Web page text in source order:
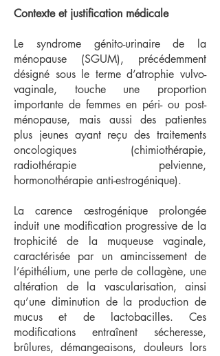
Contexte et justification médicale
Le syndrome génito-urinaire de la
ménopause (SGUM), précédemment
désigné sous le terme d’atrophie vulvo-
vaginale, touche une proportion
importante de femmes en péri- ou post-
ménopause, mais aussi des patientes
plus jeunes ayant reçu des traitements
oncologiques (chimiothérapie,
radiothérapie pelvienne,
hormonothérapie anti-estrogénique).
La carence œstrogénique prolongée
induit une modification progressive de la
trophicité de la muqueuse vaginale,
caractérisée par un amincissement de
l’épithélium, une perte de collagène, une
altération de la vascularisation, ainsi
qu’une diminution de la production de
mucus et de lactobacilles. Ces
modifications entraînent sécheresse,
brûlures, démangeaisons, douleurs lors